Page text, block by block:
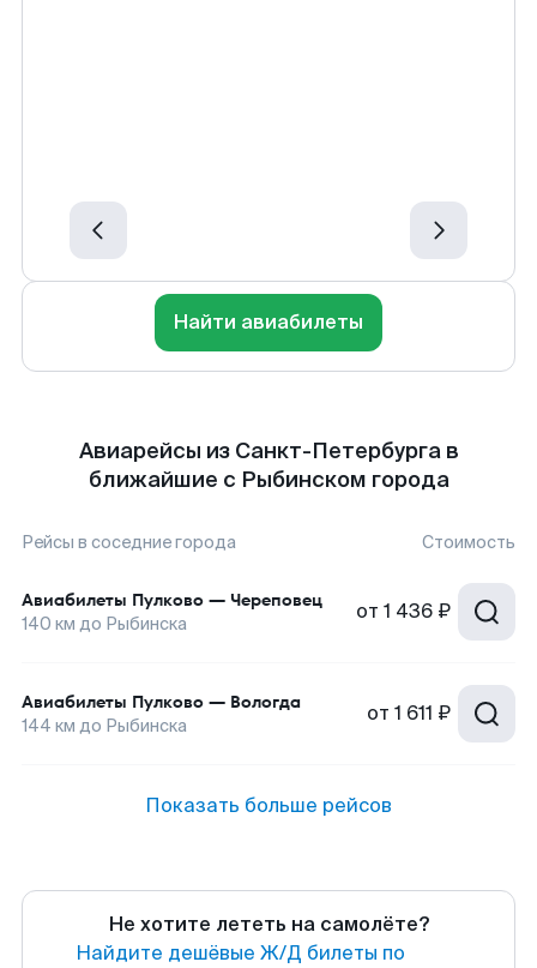
Найти авиабилеты
Авиарейсы из Санкт-Петербурга в
ближайшие с Рыбинском города
Рейсы в соседние города Стоимость
Авиабилеты Пулково — Череповец
140 км до Рыбинска от 1 436 ₽
Авиабилеты Пулково — Вологда
144 км до Рыбинска от 1 611 ₽
Показать больше рейсов
Не хотите лететь на самолёте?
Найдите дешёвые Ж/Д билеты по